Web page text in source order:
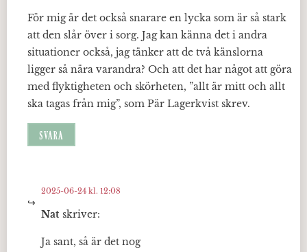
För mig är det också snarare en lycka som är så stark
att den slår över i sorg. Jag kan känna det i andra
situationer också, jag tänker att de två känslorna
ligger så nära varandra? Och att det har något att göra
med flyktigheten och skörheten, ”allt är mitt och allt
ska tagas från mig”, som Pär Lagerkvist skrev.
SVARA
Nat skriver:
2025-06-24 kl. 12:08
Ja sant, så är det nog